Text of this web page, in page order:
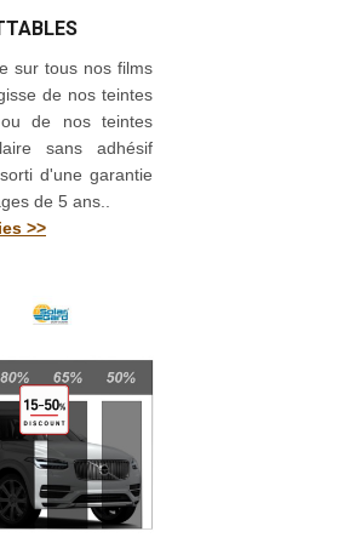
sur tous nos films
de nos teintes
de nos teintes
sans adhésif
d'une garantie
de 5 ans..
>>